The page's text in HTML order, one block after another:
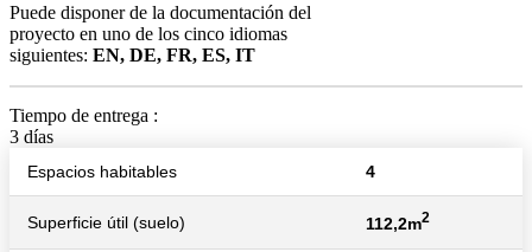
Puede disponer de la documentación del
proyecto en uno de los cinco idiomas
siguientes: EN, DE, FR, ES, IT
Tiempo de entrega :
3 días
Espacios habitables 4
Superficie útil (suelo) 112,2m2